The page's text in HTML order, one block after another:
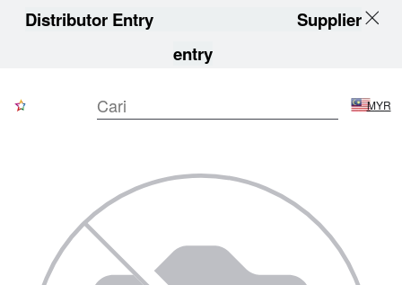
Distributor Entry
Supplier
entry
MYR